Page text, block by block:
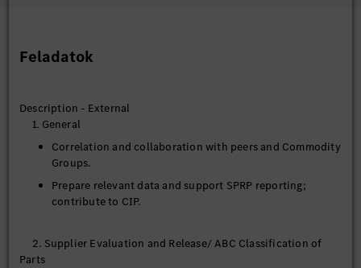
Feladatok
Description - External
1. General
Correlation and collaboration with peers and Commodity
Groups.
Prepare relevant data and support SPRP reporting;
contribute to CIP.
2. Supplier Evaluation and Release/ ABC Classification of
Parts